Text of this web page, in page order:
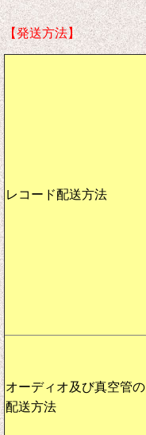
【発送方法】
レコード配送方法
オーディオ及び真空管の
配送方法